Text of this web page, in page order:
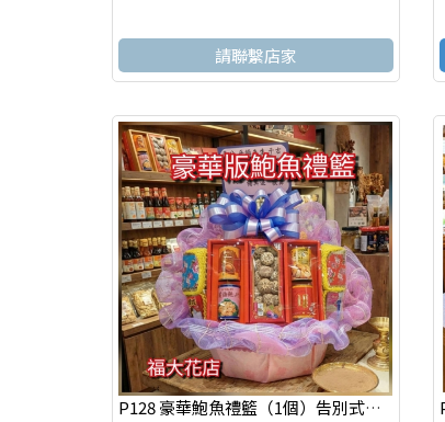
請聯繫店家
P128 ​豪華鮑魚禮籃（1個）告別式水果籃 告別式鮑魚籃